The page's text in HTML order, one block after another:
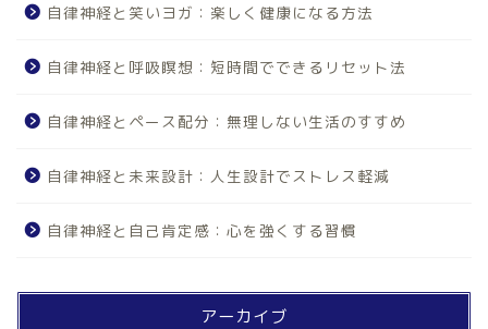
自律神経と笑いヨガ：楽しく健康になる方法
自律神経と呼吸瞑想：短時間でできるリセット法
自律神経とペース配分：無理しない生活のすすめ
自律神経と未来設計：人生設計でストレス軽減
自律神経と自己肯定感：心を強くする習慣
アーカイブ